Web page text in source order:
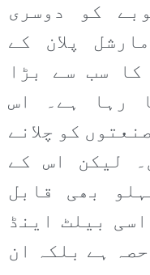
کو دوسری
پلان کے
سب سے بڑا
رہا ہے۔ اس
کو چلانے
لیکن اس کے
بھی قابل
بیلٹ اینڈ
ہے بلکہ ان